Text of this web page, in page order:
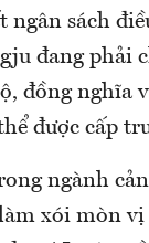
ngân sách
đang phải
đồng nghĩa
được cấp
ngành
xói mòn